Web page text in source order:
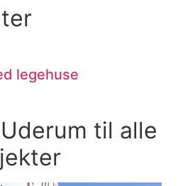
legehuse
til alle